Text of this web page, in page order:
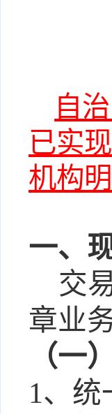
自
已实
机构
一、
交
章业
（一）
1、 统